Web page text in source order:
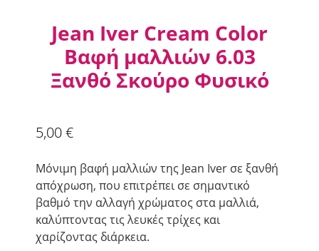
Jean Iver Cream Color
Βαφή μαλλιών 6.03
Ξανθό Σκούρο Φυσικό
5,00€
Μόνιμη βαφή μαλλιών της Jean Iver σε ξανθή
απόχρωση, που επιτρέπει σε σημαντικό
βαθμό την αλλαγή χρώματος στα μαλλιά,
καλύπτοντας τις λευκές τρίχες και
χαρίζοντας διάρκεια.